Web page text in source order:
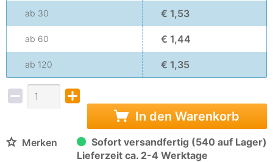
ab 30 € 1,53
ab 60 € 1,44
ab 120 € 1,35
In den Warenkorb
Merken
Sofort versandfertig (540 auf Lager)
Lieferzeit ca. 2-4 Werktage